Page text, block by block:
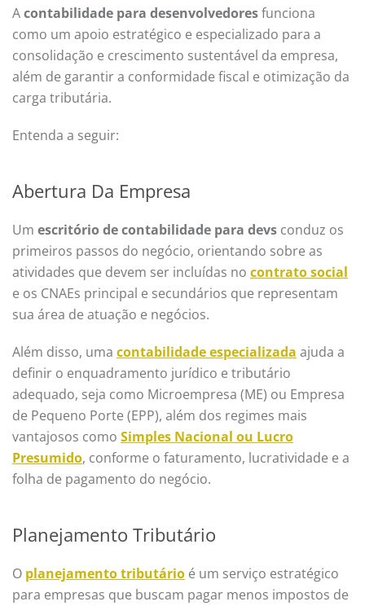
Acontabilidade para desenvolvedoresfunciona
como um apoio estratégico e especializado para a
consolidação e crescimento sustentável da empresa,
além de garantir a conformidade fiscal e otimização da
carga tributária.
Entenda a seguir:
Abertura Da Empresa
Um escritório de contabilidade para devs conduz os
primeiros passos do negócio, orientando sobre as
atividades que devem ser incluídas no contrato social
e os CNAEs principal e secundários que representam
sua área de atuação e negócios.
Além disso, uma contabilidade especializada ajuda a
definir o enquadramento jurídico e tributário
adequado, seja como Microempresa (ME) ou Empresa
de Pequeno Porte (EPP), além dos regimes mais
vantajosos como Simples Nacional ou Lucro
Presumido, conforme o faturamento, lucratividade e a
folha de pagamento do negócio.
Planejamento Tributário
O planejamento tributário é um serviço estratégico
para empresas que buscam pagar menos impostos de